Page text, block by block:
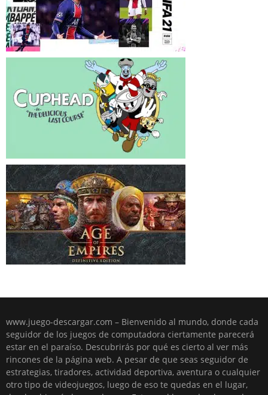
www.juego-descargar.com – Bienvenido al mundo, donde cada
seguidor de los juegos de computadora ciertamente parecerá
estar en el paraíso. Descubrirás por qué es cierto al ver más
rincones de la página web. A pesar de que seas seguidor de
estrategias, tiradores, actividad deportiva, aventura o cualquier
otro tipo de videojuegos, luego de eso te quedas en el lugar,